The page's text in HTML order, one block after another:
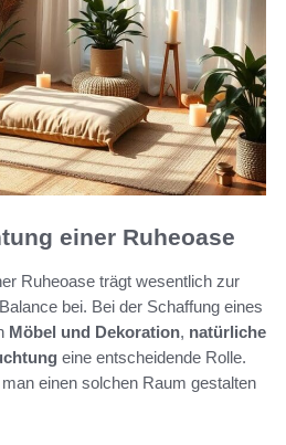
einer Ruheoase
Ruheoase trägt wesentlich zur
bei. Bei der Schaffung eines
Möbel und Dekoration, natürliche
eine entscheidende Rolle.
einen solchen Raum gestalten